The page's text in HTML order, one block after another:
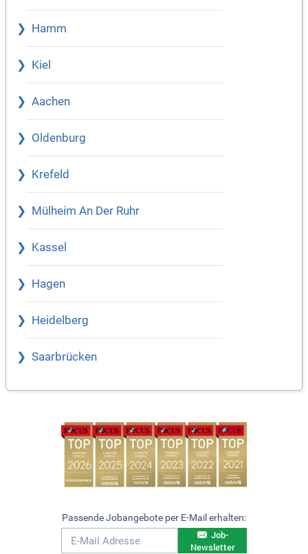
Hamm
Kiel
Aachen
Oldenburg
Krefeld
Mülheim An Der Ruhr
Kassel
Hagen
Heidelberg
Saarbrücken
Passende Jobangebote per E-Mail erhalten:
Job-
Newsletter